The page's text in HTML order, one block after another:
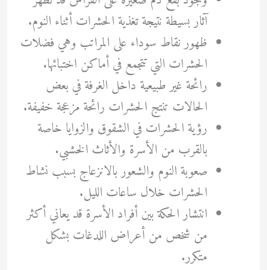
آثار بسيطة نتيجة تغذية الحشرات أثناء النوم.
ظهور نقاط سوداء على المراتب وهي فضلات
الحشرات التي تتجمع في أماكن اختبائها.
رائحة غير طبيعية داخل الغرفة في بعض
الحالات تنتج الحشرات رائحة مزعجة خفيفة.
رؤية الحشرات في الشقوق والزوايا خاصة
بالقرب من الأسرة والأثاث الخشبي.
صعوبة النوم والشعور بالانزعاج بسبب نشاط
الحشرات خلال ساعات الليل.
انتشار الحكة بين أفراد الأسرة قد يعاني أكثر
من شخص من أعراض اللدغات بشكل
متكرر.